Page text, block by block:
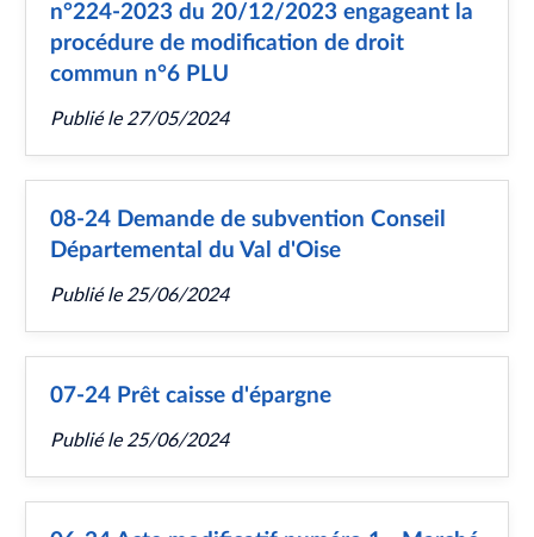
n°224-2023 du 20/12/2023 engageant la
procédure de modification de droit
commun n°6 PLU
Publié le27/05/2024
08-24 Demande de subvention Conseil
Départemental du Val d'Oise
Publié le25/06/2024
07-24 Prêt caisse d'épargne
Publié le25/06/2024